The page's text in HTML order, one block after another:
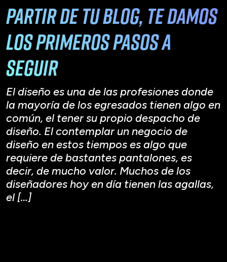
partir de tu blog, te damos
los primeros pasos a
seguir
El diseño es una de las profesiones donde
la mayoría de los egresados tienen algo en
común, el tener su propio despacho de
diseño. El contemplar un negocio de
diseño en estos tiempos es algo que
requiere de bastantes pantalones, es
decir, de mucho valor. Muchos de los
diseñadores hoy en día tienen las agallas,
el […]